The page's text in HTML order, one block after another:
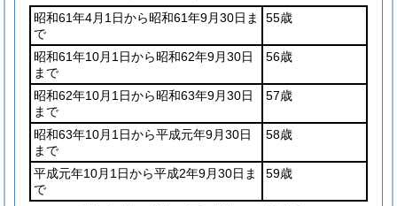
昭和61年4月1日から昭和61年9月30日ま
で
55歳
昭和61年10月1日から昭和62年9月30日
まで
56歳
昭和62年10月1日から昭和63年9月30日
まで
57歳
昭和63年10月1日から平成元年9月30日
まで
58歳
平成元年10月1日から平成2年9月30日ま
で
59歳